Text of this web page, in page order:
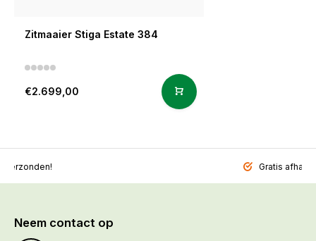
Zitmaaier Stiga Estate 384
€2.699,00
verzonden! Gratis
Neem contact op